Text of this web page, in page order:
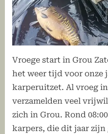
Vroege start in Grou
het weer tijd voor onze
karperuitzet. Al vroeg
verzamelden veel
zich in Grou. Rond
karpers, die dit jaar zijn